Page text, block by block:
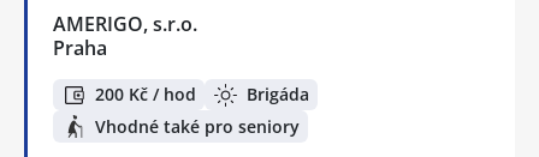
AMERIGO, s.r.o.
Praha
200 Kč / hod
Brigáda
Vhodné také pro seniory